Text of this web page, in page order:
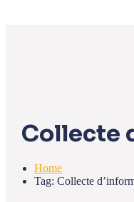
Collecte
Home
Tag: Collecte